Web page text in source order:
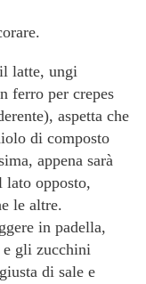
latte, ungi
ferro per crepes
aspetta che
di composto
appena sarà
lato opposto,
le altre.
in padella,
e gli zucchini
di sale e